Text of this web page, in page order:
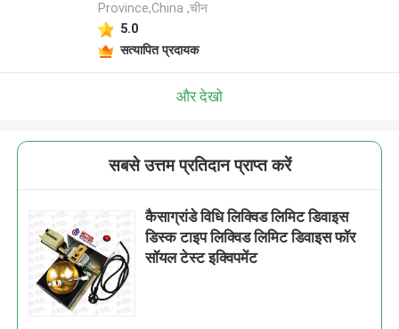
Province,China ,चीन
5.0
सत्यापित प्रदायक
और देखो
सबसे उत्तम प्रतिदान प्राप्त करें
कैसाग्रांडे विधि लिक्विड लिमिट डिवाइस
डिस्क टाइप लिक्विड लिमिट डिवाइस फॉर
सॉयल टेस्ट इक्विपमेंट